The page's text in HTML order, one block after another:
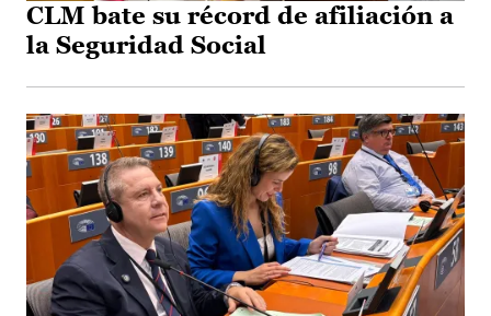
CLM bate su récord de afiliación a
la Seguridad Social